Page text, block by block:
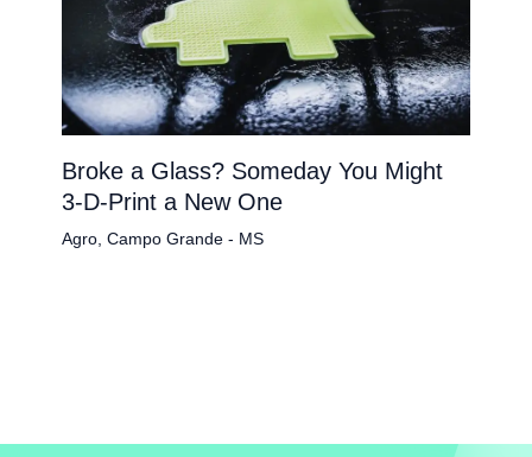
Broke a Glass? Someday You Might
3-D-Print a New One
Agro, Campo Grande - MS